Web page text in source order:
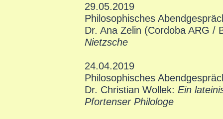
29.05.2019
Philosophisches
Dr. Ana Zelin (Cordoba ARG /
Nietzsche
24.04.2019
Philosophisches
Dr. Christian Wollek: Ein
Pfortenser Philologe